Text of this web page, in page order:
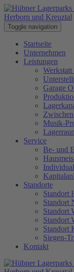
Toggle navigation
Startseite
Unternehmen
Leistungen
Werkstatt
Garage
Musik-
Service
Be- und
Standorte
Standort
Standort
Standort
Standort
Standort
Siegen-
Kontakt